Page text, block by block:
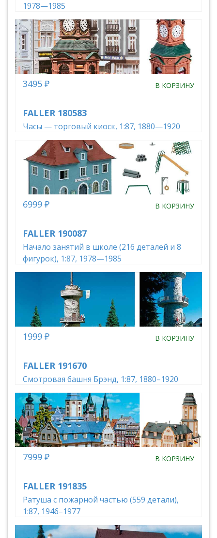
1978—1985
FALLER 180583
Часы — торговый киоск, 1:87, 1880—1920
3495 ₽ В КОРЗИНУ
FALLER 190087
Начало занятий в школе (216 деталей и 8
фигурок), 1:87, 1978—1985
6999 ₽ В КОРЗИНУ
FALLER 191670
Смотровая башня Брэнд, 1:87, 1880–1920
1999 ₽ В КОРЗИНУ
FALLER 191835
Ратуша с пожарной частью (559 детали),
1:87, 1946–1977
7999 ₽ В КОРЗИНУ